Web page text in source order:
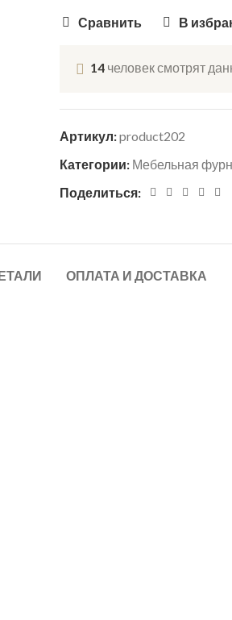
Сравнить В
14 человек смотрят
Артикул:product202
Категории: Мебельная
Поделиться:
ОПЛАТА И ДОСТАВКА